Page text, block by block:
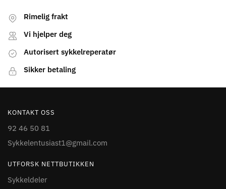
Rimelig frakt
Vi hjelper deg
Autorisert sykkelreperatør
Sikker betaling
KONTAKT OSS
92 46 50 81
Sykkelentusiast1@gmail.com
UTFORSK NETTBUTIKKEN
Sykkeldeler